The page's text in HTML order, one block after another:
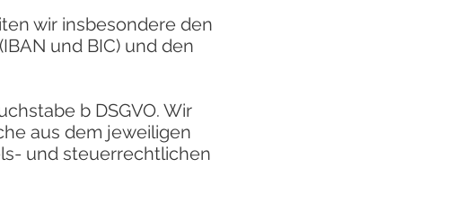
wir insbesondere den
und BIC) und den
b DSGVO. Wir
aus dem jeweiligen
und steuerrechtlichen